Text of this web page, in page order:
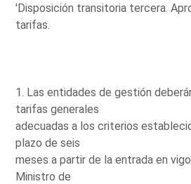
'Disposición transitoria tercera.
tarifas.
1. Las entidades de gestión
tarifas generales
adecuadas a los criterios
plazo de seis
meses a partir de la entrada en
Ministro de